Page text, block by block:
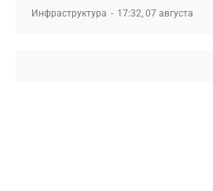
Инфраструктура 17:32, 07 августа